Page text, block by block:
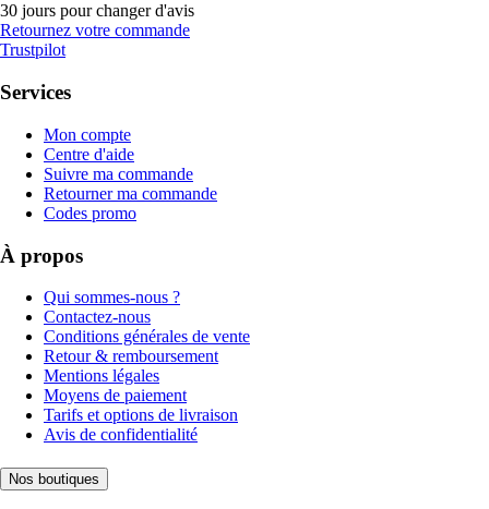
30 jours pour changer d'avis
Retournez votre commande
Trustpilot
Services
Mon compte
Centre d'aide
Suivre ma commande
Retourner ma commande
Codes promo
À propos
Qui sommes-nous ?
Contactez-nous
Conditions générales de vente
Retour & remboursement
Mentions légales
Moyens de paiement
Tarifs et options de livraison
Avis de confidentialité
Nos boutiques